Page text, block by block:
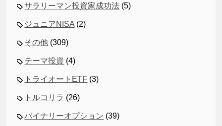
サラリーマン投資家成功法 (5)
ジュニアNISA (2)
その他 (309)
テーマ投資 (4)
トライオートETF (3)
トルコリラ (26)
バイナリーオプション (39)